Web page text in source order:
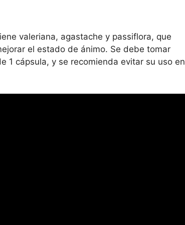
valeriana, agastache y passiflora, que
el estado de ánimo. Se debe tomar
1 cápsula, y se recomienda evitar su uso en